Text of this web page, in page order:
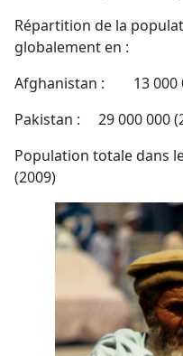
Répartition de la
globalement en :
Afghanistan : 13 000
Pakistan : 29 000 000
Population totale
(2009)